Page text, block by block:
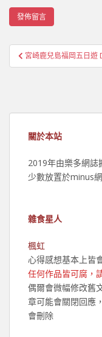
文
章
宮崎鹿兒島福岡五日遊
關於本站
2019年由樂多網誌
少數放置於minus
雜食星人
楓虹
心得感想基本上皆
任何作品皆可腐，
偶爾會微幅修改舊
章可能會關閉回應
會刪除